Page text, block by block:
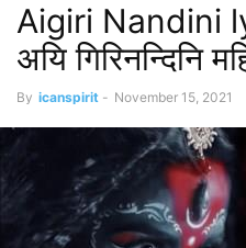
Aigiri Nandini
अयि गिरिनन्दिनि
By icanspirit - November 15, 2021